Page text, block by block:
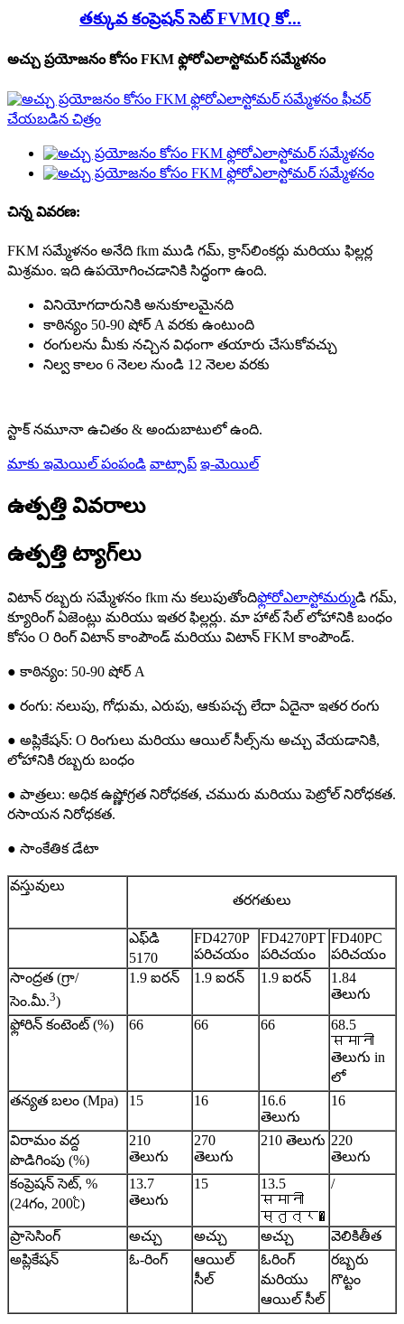
తక్కువ కంప్రెషన్ సెట్ FVMQ కో...
అచ్చు ప్రయోజనం కోసం FKM ఫ్లోరోఎలాస్టోమర్ సమ్మేళనం
చిన్న వివరణ:
FKM సమ్మేళనం అనేది fkm ముడి గమ్, క్రాస్‌లింకర్లు మరియు ఫిల్లర్ల
మిశ్రమం. ఇది ఉపయోగించడానికి సిద్ధంగా ఉంది.
వినియోగదారునికి అనుకూలమైనది
కాఠిన్యం 50-90 షోర్ A వరకు ఉంటుంది
రంగులను మీకు నచ్చిన విధంగా తయారు చేసుకోవచ్చు
నిల్వ కాలం 6 నెలల నుండి 12 నెలల వరకు
స్టాక్ నమూనా ఉచితం & అందుబాటులో ఉంది.
మాకు ఇమెయిల్ పంపండి వాట్సాప్ ఇ-మెయిల్
ఉత్పత్తి వివరాలు
ఉత్పత్తి ట్యాగ్‌లు
విటాన్ రబ్బరు సమ్మేళనం fkm ను కలుపుతోందిఫ్లోరోఎలాస్టోమర్ముడి గమ్,
క్యూరింగ్ ఏజెంట్లు మరియు ఇతర ఫిల్లర్లు. మా హాట్ సేల్ లోహానికి బంధం
కోసం O రింగ్ విటాన్ కాంపౌండ్ మరియు విటాన్ FKM కాంపౌండ్.
● కాఠిన్యం: 50-90 షోర్ A
● రంగు: నలుపు, గోధుమ, ఎరుపు, ఆకుపచ్చ లేదా ఏదైనా ఇతర రంగు
● అప్లికేషన్: O రింగులు మరియు ఆయిల్ సీల్స్‌ను అచ్చు వేయడానికి,
లోహానికి రబ్బరు బంధం
● పాత్రలు: అధిక ఉష్ణోగ్రత నిరోధకత, చమురు మరియు పెట్రోల్ నిరోధకత.
రసాయన నిరోధకత.
● సాంకేతిక డేటా
వస్తువులు
తరగతులు
ఎఫ్‌డి
5170
FD4270P
పరిచయం
FD4270PT
పరిచయం
FD40PC
పరిచయం
సాంద్రత (గ్రా/
సెం.మీ.3)
1.9 ఐరన్ 1.9 ఐరన్ 1.9 ఐరన్
1.84
తెలుగు
ఫ్లోరిన్ కంటెంట్ (%)
66 66 66
68.5
समानी
తెలుగు in
లో
తన్యత బలం (Mpa)
15 16
16.6
తెలుగు
16
విరామం వద్ద
పొడిగింపు (%)
210
తెలుగు
270
తెలుగు
210 తెలుగు 220
తెలుగు
కంప్రెషన్ సెట్, %
(24గం, 200℃)
13.7
తెలుగు
15
13.5
समानी
स्तुत्र�
/
ప్రాసెసింగ్ అచ్చు అచ్చు అచ్చు
వెలికితీత
అప్లికేషన్
ఓ-రింగ్
ఆయిల్
సీల్
ఓరింగ్
మరియు
ఆయిల్ సీల్
రబ్బరు
గొట్టం